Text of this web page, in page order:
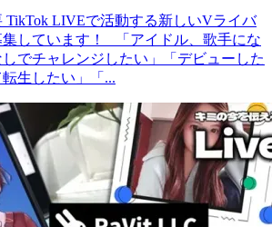
TikTok LIVEで活動する新しいVライバ
しています！ 「アイドル、歌手にな
でチャレンジしたい」「デビューした
生したい」「...